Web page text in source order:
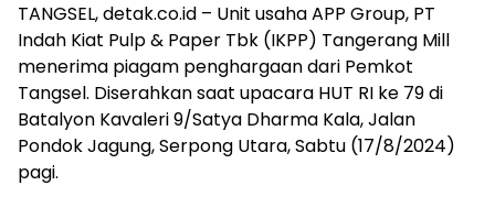
TANGSEL, detak.co.id – Unit usaha APP Group, PT
Indah Kiat Pulp & Paper Tbk (IKPP) Tangerang Mill
menerima piagam penghargaan dari Pemkot
Tangsel. Diserahkan saat upacara HUT RI ke 79 di
Batalyon Kavaleri 9/Satya Dharma Kala, Jalan
Pondok Jagung, Serpong Utara, Sabtu (17/8/2024)
pagi.